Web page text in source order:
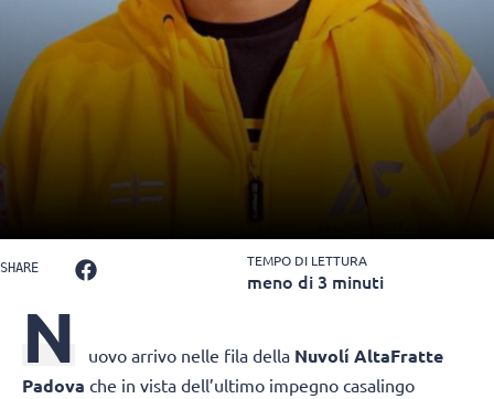
SHARE TEMPO DI LETTURA
meno di 3 minuti
N uovo arrivo nelle fila della Nuvolí AltaFratte
Padova che in vista dell’ultimo impegno casalingo